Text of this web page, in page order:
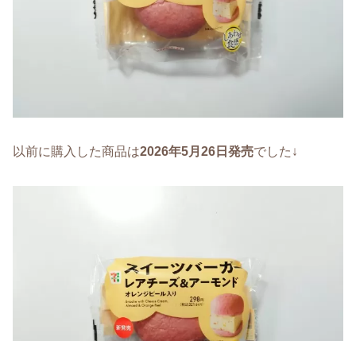
以前に購入した商品は2026年5月26日発売でした↓